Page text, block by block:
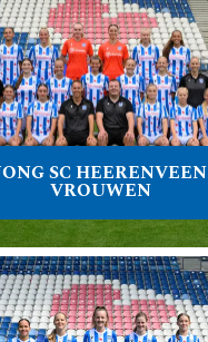
SC HEERENVEEN
VROUWEN